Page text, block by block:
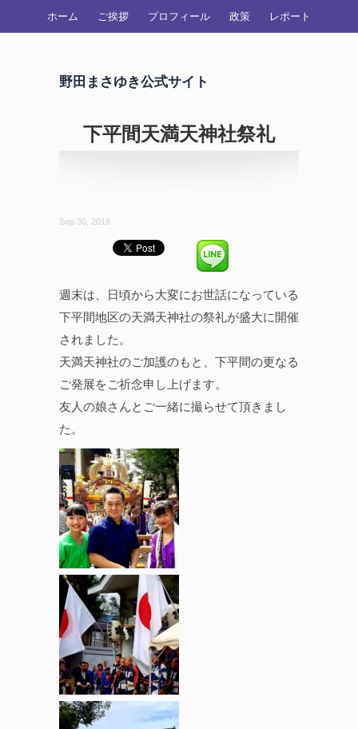
ホーム ご挨拶 プロフィール 政策 レポート
野田まさゆき公式サイト
下平間天満天神社祭礼
Sep 30, 2019
週末は、日頃から大変にお世話になっている
下平間地区の天満天神社の祭礼が盛大に開催
されました。
天満天神社のご加護のもと、下平間の更なる
ご発展をご祈念申し上げます。
友人の娘さんとご一緒に撮らせて頂きまし
た。